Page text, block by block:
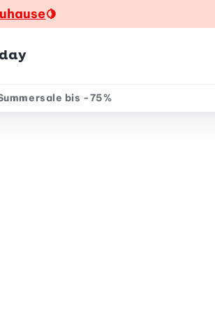
🍋
bis -75%